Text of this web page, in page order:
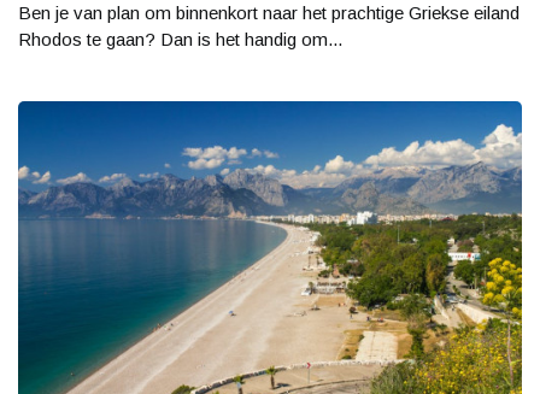
Ben je van plan om binnenkort naar het prachtige Griekse eiland
Rhodos te gaan? Dan is het handig om...